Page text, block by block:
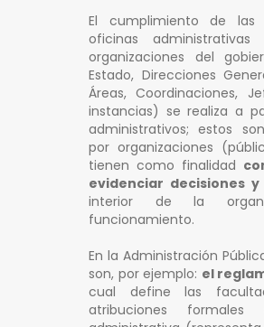
El cumplimiento de las
oficinas
organizaciones del
Estado, Direcciones
Áreas, Coordinaciones,
instancias) se realiza a
administrativos; estos
por organizaciones
tienen como finalidad
evidenciar decisiones
interior de la
funcionamiento.
En la Administración
son, por ejemplo: el
cual define las
atribuciones